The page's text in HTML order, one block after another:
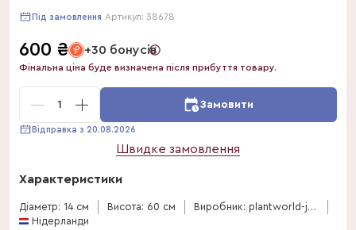
Під замовлення Артикул: 38678
600 ₴ +30 бонусів
Фінальна ціна буде визначена після прибуття товару.
1 Замовити
Відправка з 20.08.2026
Швидке замовлення
Характеристики
Діаметр: 14 см Висота: 60 см
Виробник: plantworld-jogrow
Нідерланди